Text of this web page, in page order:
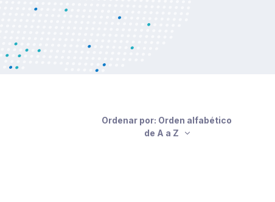
Ordenar por: Orden alfabético
de A a Z